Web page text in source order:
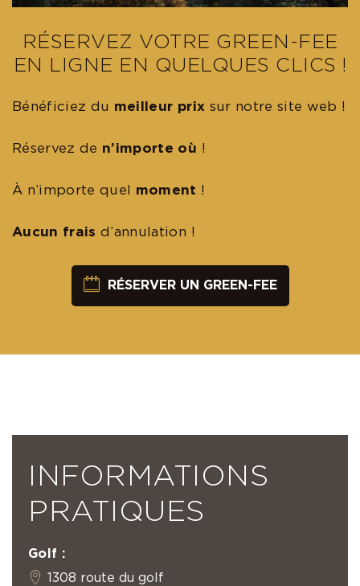
RÉSERVEZ VOTRE GREEN-FEE
EN LIGNE EN QUELQUES CLICS !
Bénéficiez du meilleur prix sur notre site web !
Réservez de n’importe où !
À n’importe quel moment !
Aucun frais d’annulation !
RÉSERVER UN GREEN-FEE
INFORMATIONS
PRATIQUES
Golf :
1308 route du golf